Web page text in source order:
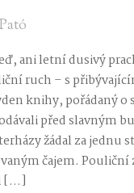
ani letní dusivý
ruch – s
knihy, pořádaný
před slavným
žádal za jednu
čajem. Pouliční
[…]